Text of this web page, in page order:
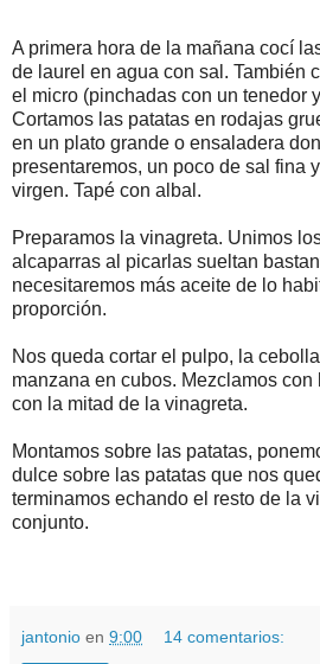
A primera hora de la mañana cocí
de laurel en agua con sal. También
el micro (pinchadas con un tenedor
Cortamos las patatas en rodajas
en un plato grande o ensaladera
presentaremos, un poco de sal fina
virgen. Tapé con albal.
Preparamos la vinagreta. Unimos
alcaparras al picarlas sueltan
necesitaremos más aceite de lo
proporción.
Nos queda cortar el pulpo, la
manzana en cubos. Mezclamos
con la mitad de la vinagreta.
Montamos sobre las patatas,
dulce sobre las patatas que nos
terminamos echando el resto de la
conjunto.
jantonio en 9:00 14 comentarios: